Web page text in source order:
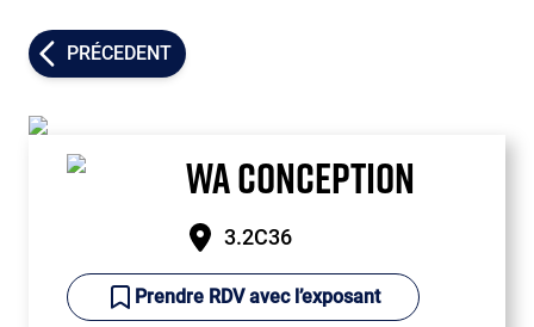
Piscine Global
PRÉCEDENT
WA CONCEPTION
3.2C36
Prendre RDV avec l’exposant